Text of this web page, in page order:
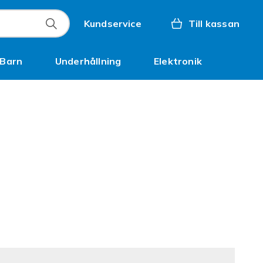
Kundservice Till kassan
Barn Underhållning Elektronik